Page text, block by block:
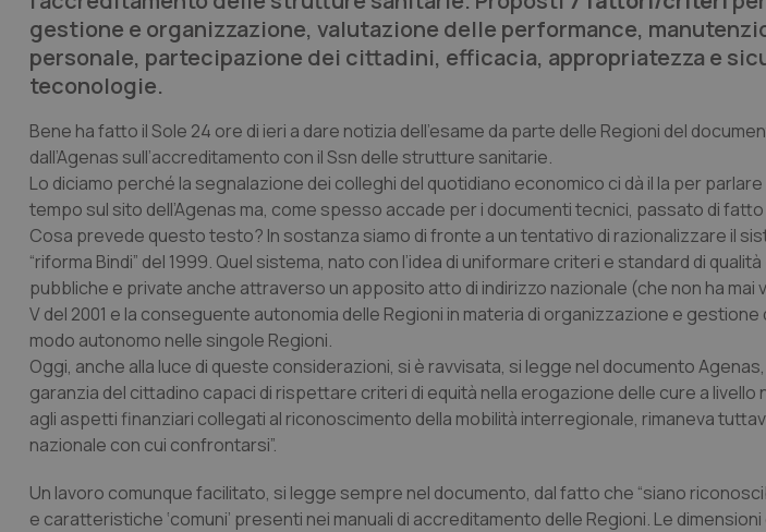
gestione e organizzazione, valutazione delle performance,
personale, partecipazione dei cittadini, efficacia, appropriatezza e
teconologie.
Bene ha fatto ilSole 24 ore di ieri a dare notizia dell’esame da parte delle Regioni del
dall’Agenas sull’accreditamento con il Ssn delle strutture sanitarie.
Lo diciamo perché la segnalazione dei colleghi del quotidiano economico ci dà il la per
tempo sul sito dell’Agenas ma, come spesso accade per i documenti tecnici, passato di
Cosa prevede questo testo? In sostanza siamo di fronte a un tentativo di razionalizzare il
“riforma Bindi” del 1999. Quel sistema, nato con l’idea di uniformare criteri e standard di
pubbliche e private anche attraverso un apposito atto di indirizzo nazionale (che non ha mai
V del 2001 e la conseguente autonomia delle Regioni in materia di organizzazione e
modo autonomo nelle singole Regioni.
Oggi, anche alla luce di queste considerazioni, si è ravvisata, si legge nel documento Agenas,
garanzia del cittadino capaci di rispettare criteri di equità nella erogazione delle cure a
agli aspetti finanziari collegati al riconoscimento della mobilità interregionale, rimaneva
nazionale con cui confrontarsi”.
Un lavoro comunque facilitato, si legge sempre nel documento, dal fatto che “siano
e caratteristiche ‘comuni’ presenti nei manuali di accreditamento delle Regioni. Le